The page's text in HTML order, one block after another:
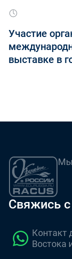
Участие
выставке в
Мы
Свяжись
Контакт
Востока